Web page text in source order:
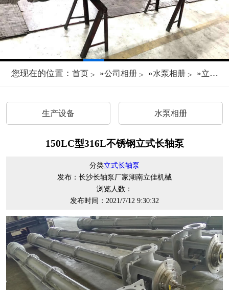
您现在的位置： 首页 »公司相册 »水泵相册 »立式长轴泵
生产设备 水泵相册
150LC型316L不锈钢立式长轴泵
分类立式长轴泵
发布：长沙长轴泵厂家湖南立佳机械
浏览人数：
发布时间：2021/7/12 9:30:32